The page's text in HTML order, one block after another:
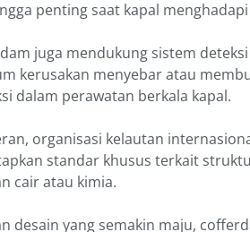
penting saat kapal
juga mendukung sistem
kerusakan menyebar atau
dalam perawatan berkala kapal.
organisasi kelautan
standar khusus terkait
cair atau kimia.
desain yang semakin maju,